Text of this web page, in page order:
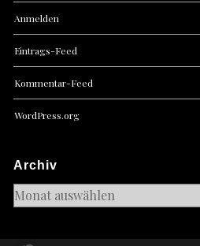
Anmelden
Eintrags-Feed
Kommentar-Feed
WordPress.org
Archiv
Archiv